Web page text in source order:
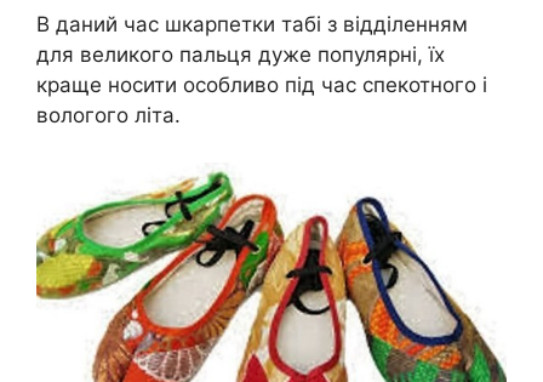
В даний час шкарпетки табі з відділенням
для великого пальця дуже популярні, їх
краще носити особливо під час спекотного і
вологого літа.